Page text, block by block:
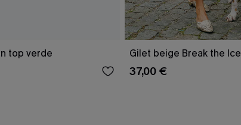
top verde Gilet beige Break the Ice
37,00 €